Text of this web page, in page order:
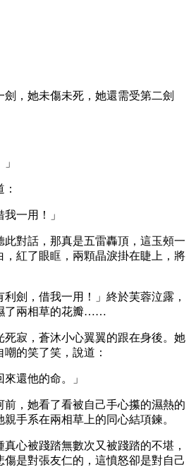
劍，她未傷未死，她還需受第二劍
一用！」
此對話，那真是五雷轟頂，這玉頰一
，紅了眼眶，兩顆晶淚掛在睫上，將
劍，借我一用！」終於芙蓉泣露，
了兩相草的花瓣……
死寂，蒼沐小心翼翼的跟在身後。她
的笑了笑，說道：
來還他的命。」
，她看了看被自己手心攥的濕熱的
手系在兩相草上的同心結項鍊。
心被踐踏無數次又被踐踏的不堪，
是對張友仁的，這憤怒卻是對自己